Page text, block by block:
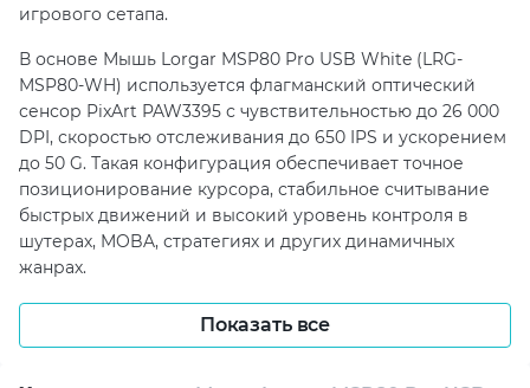
игрового сетапа.
В основе Мышь Lorgar MSP80 Pro USB White (LRG-
MSP80-WH) используется флагманский оптический
сенсор PixArt PAW3395 с чувствительностью до 26 000
DPI, скоростью отслеживания до 650 IPS и ускорением
до 50 G. Такая конфигурация обеспечивает точное
позиционирование курсора, стабильное считывание
быстрых движений и высокий уровень контроля в
шутерах, MOBA, стратегиях и других динамичных
жанрах.
Частота опроса до 8000 Гц помогает уменьшить
задержку между движением мыши и реакцией на
Показать все